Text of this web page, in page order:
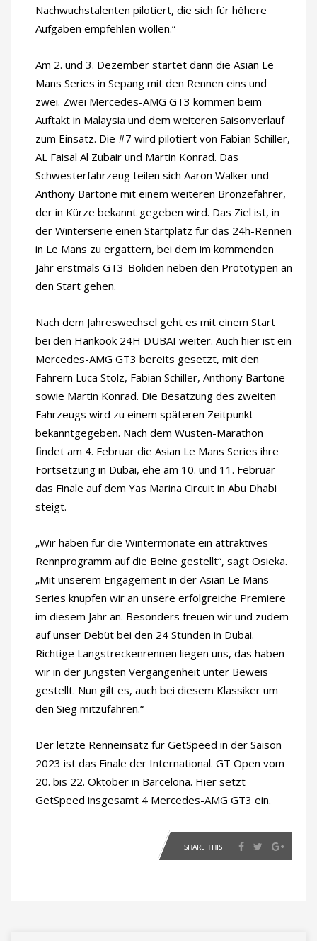
Nachwuchstalenten pilotiert, die sich für höhere
Aufgaben empfehlen wollen.“
Am 2. und 3. Dezember startet dann die Asian Le
Mans Series in Sepang mit den Rennen eins und
zwei. Zwei Mercedes-AMG GT3 kommen beim
Auftakt in Malaysia und dem weiteren Saisonverlauf
zum Einsatz. Die #7 wird pilotiert von Fabian Schiller,
AL Faisal Al Zubair und Martin Konrad. Das
Schwesterfahrzeug teilen sich Aaron Walker und
Anthony Bartone mit einem weiteren Bronzefahrer,
der in Kürze bekannt gegeben wird. Das Ziel ist, in
der Winterserie einen Startplatz für das 24h-Rennen
in Le Mans zu ergattern, bei dem im kommenden
Jahr erstmals GT3-Boliden neben den Prototypen an
den Start gehen.
Nach dem Jahreswechsel geht es mit einem Start
bei den Hankook 24H DUBAI weiter. Auch hier ist ein
Mercedes-AMG GT3 bereits gesetzt, mit den
Fahrern Luca Stolz, Fabian Schiller, Anthony Bartone
sowie Martin Konrad. Die Besatzung des zweiten
Fahrzeugs wird zu einem späteren Zeitpunkt
bekanntgegeben. Nach dem Wüsten-Marathon
findet am 4. Februar die Asian Le Mans Series ihre
Fortsetzung in Dubai, ehe am 10. und 11. Februar
das Finale auf dem Yas Marina Circuit in Abu Dhabi
steigt.
„Wir haben für die Wintermonate ein attraktives
Rennprogramm auf die Beine gestellt“, sagt Osieka.
„Mit unserem Engagement in der Asian Le Mans
Series knüpfen wir an unsere erfolgreiche Premiere
im diesem Jahr an. Besonders freuen wir und zudem
auf unser Debüt bei den 24 Stunden in Dubai.
Richtige Langstreckenrennen liegen uns, das haben
wir in der jüngsten Vergangenheit unter Beweis
gestellt. Nun gilt es, auch bei diesem Klassiker um
den Sieg mitzufahren.“
Der letzte Renneinsatz für GetSpeed in der Saison
2023 ist das Finale der International. GT Open vom
20. bis 22. Oktober in Barcelona. Hier setzt
GetSpeed insgesamt 4 Mercedes-AMG GT3 ein.
SHARE THIS